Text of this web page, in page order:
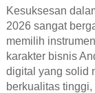
Kesuksesan
2026 sangat
memilih
karakter bisnis
digital yang solid
berkualitas